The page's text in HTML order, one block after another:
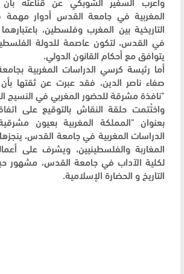
المغربية في جامعة القدس أدوار مهمة
التاريخية بين المغرب وفلسطين،
في القدس، لتكون عاصمة للدولة
يتوافق مع أحكام القانون الدولي.
أما رئيسة كرسي الدراسات المغربية
صفاء ناصر الدين، فقد عبرت عن ثقتها
"نافذة مشرقة للحضور المغربي في النسيج
واختُتمت حلقة النقاش بالتوقيع على
بعنوان "المملكة المغربية بعيون
الدراسات المغربية في جامعة القدس،
المغاربة والفلسطينيين، ويشرف على
لكلية الآداب في جامعة القدس، مشهور
التاريخ و الحضارة الإسلامية.